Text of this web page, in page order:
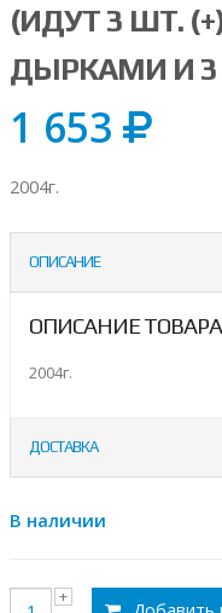
(ИДУТ 3 ШТ.
ДЫРКАМИ И
1 653
2004г.
ОПИСАНИЕ
ОПИСАНИЕ ТОВАРА
2004г.
ДОСТАВКА
В наличии